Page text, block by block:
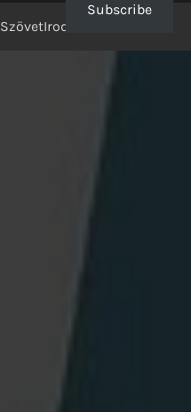
SzövetIrodalom
Subscribe